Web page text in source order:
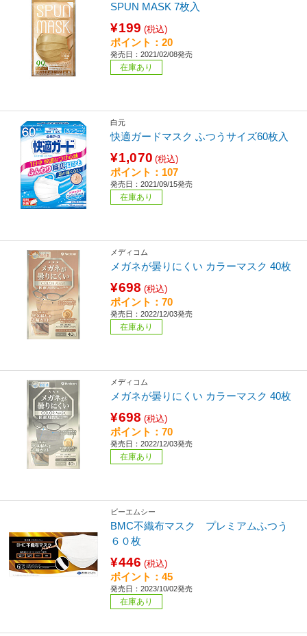
SPUN MASK 7枚入
¥199 (税込)
ポイント：20
発売日：2021/02/08発売
在庫あり
白元
快適ガードマスク ふつうサイズ60枚入
¥1,070 (税込)
ポイント：107
発売日：2021/09/15発売
在庫あり
メディコム
メガネが曇りにくい カラーマスク 40枚
¥698 (税込)
ポイント：70
発売日：2022/12/03発売
在庫あり
メディコム
メガネが曇りにくい カラーマスク 40枚
¥698 (税込)
ポイント：70
発売日：2022/12/03発売
在庫あり
ビーエムシー
BMC不織布マスク プレミアムふつう
６０枚
¥446 (税込)
ポイント：45
発売日：2023/10/02発売
在庫あり